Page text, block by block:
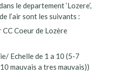
le departement ‘Lozere’,
l’air sont les suivants :
CC Coeur de Lozère
Echelle de 1 a 10 (5-7
mauvais a tres mauvais))